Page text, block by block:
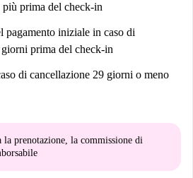
prima del check-in
pagamento iniziale in caso di
prima del check-in
di cancellazione 29 giorni o meno
la prenotazione, la commissione di